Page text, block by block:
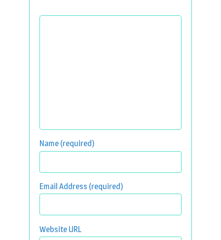
Name (required)
Email Address (required)
Website URL